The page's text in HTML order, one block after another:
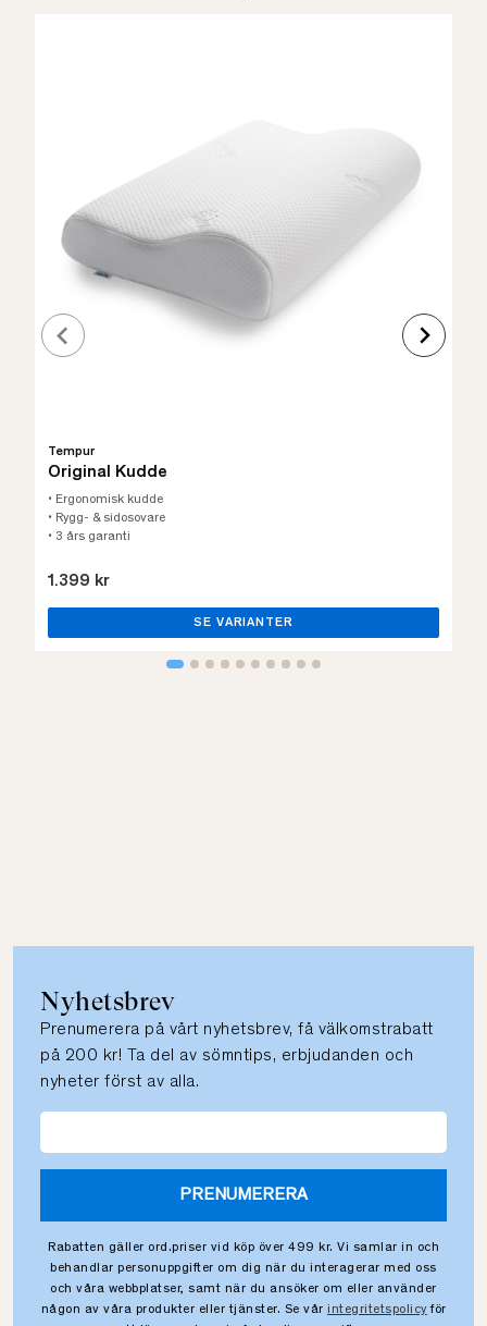
Tempur
Original Kudde
• Ergonomisk kudde
• Rygg- & sidosovare
• 3 års garanti
1.399 kr
SE VARIANTER
Nyhetsbrev
Prenumerera på vårt nyhetsbrev, få välkomstrabatt
på 200 kr! Ta del av sömntips, erbjudanden och
nyheter först av alla.
PRENUMERERA
Rabatten gäller ord.priser vid köp över 499 kr. Vi samlar in och
behandlar personuppgifter om dig när du interagerar med oss
och våra webbplatser, samt när du ansöker om eller använder
någon av våra produkter eller tjänster. Se vår integritetspolicy för